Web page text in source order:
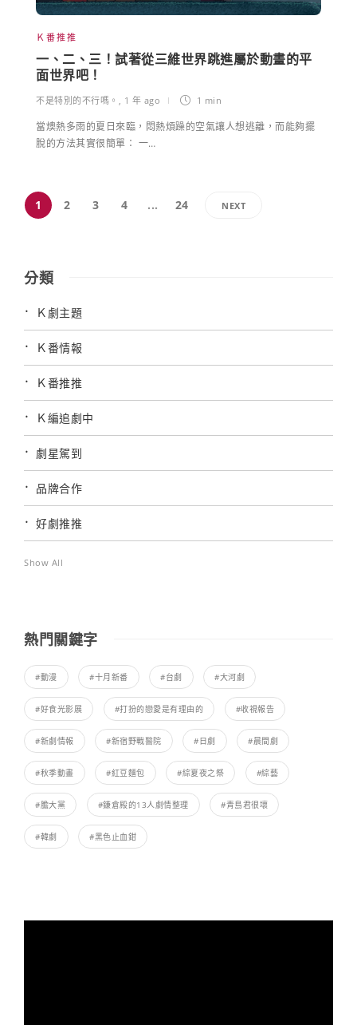
Ｋ番推推
一、二、三！試著從三維世界跳進屬於動畫的平
面世界吧！
不是特別的不行嗎。 , 1 年 ago 1 min
當燠熱多雨的夏日來臨，悶熱煩躁的空氣讓人想逃離，而能夠擺
脫的方法其實很簡單： 一…
1 2 3 4 ... 24 NEXT
分類
Ｋ劇主題
Ｋ番情報
Ｋ番推推
Ｋ編追劇中
劇星駕到
品牌合作
好劇推推
Show All
熱門關鍵字
#動漫 #十月新番 #台劇 #大河劇
#好食光影展 #打扮的戀愛是有理由的 #收視報告
#新劇情報 #新宿野戰醫院 #日劇 #晨間劇
#秋季動畫 #紅豆麵包 #綜夏夜之祭 #綜藝
#膽大黨 #鎌倉殿的13人劇情整理 #青島君很壞
#韓劇 #黑色止血鉗